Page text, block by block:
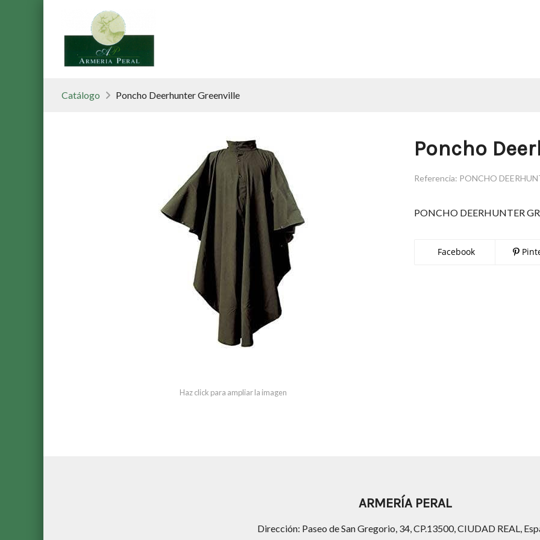
Catálogo Poncho Deerhunter Greenville
Haz click para ampliar la imagen
Poncho
Referencia: PONCHO
PONCHO DEERHUNTER
Facebook
ARMERÍA PERAL
Dirección: Paseo de San Gregorio, 34, CP.13500, CIUDAD REAL,